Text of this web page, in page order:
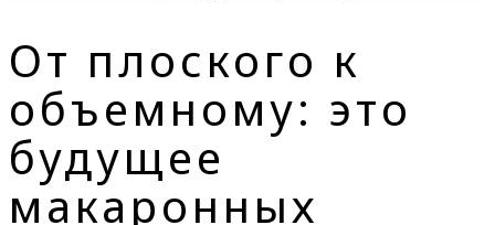
От плоского к
объемному: это
будущее
макаронных